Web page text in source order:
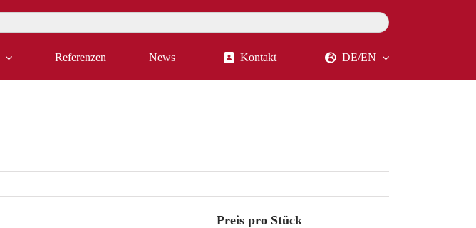
Referenzen News Kontakt DE/EN
Preis pro Stück